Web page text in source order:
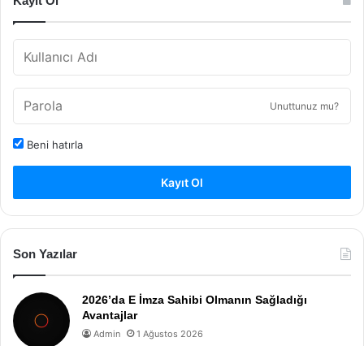
Unuttunuz mu?
Beni hatırla
Kayıt Ol
Son Yazılar
2026’da E İmza Sahibi Olmanın Sağladığı
Avantajlar
Admin 1 Ağustos 2026